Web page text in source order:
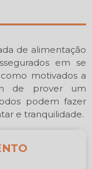
de alimentação
em se
motivados a
de prover um
podem fazer
e tranquilidade.